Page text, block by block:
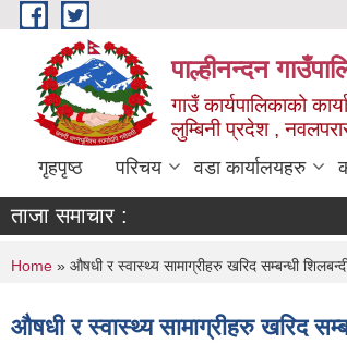
Skip to main content
पाल्हीनन्दन
गाउँ कार्यपालिकाको
लुम्बिनी प्रदेश ,
गृहपृष्ठ परिचय वडा कार्यालयहरु
ताजा समाचार :
You are here
Home » औषधी र स्वास्थ्य सामाग्रीहरु खरिद सम्बन्धी
औषधी र स्वास्थ्य सामाग्रीहरु खरिद